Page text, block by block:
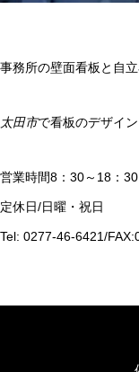
事務所の壁面看板と自
太田市で看板のデザイ
営業時間8：30～18：30
定休日/日曜・祝日
Tel: 0277-46-6421/